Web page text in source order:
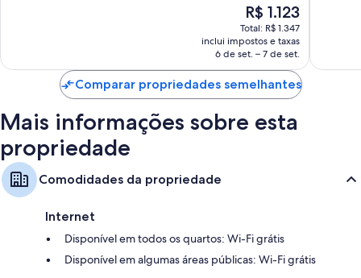
O
preço
é
de
R$ 1.123
R$ 1.123
Total: R$ 1.347
inclui impostos e taxas
6 de set. – 7 de set.
Comparar propriedades semelhantes
Mais informações sobre esta
propriedade
Comodidades da propriedade
Internet
Disponível em todos os quartos: Wi-Fi grátis
Disponível em algumas áreas públicas: Wi-Fi grátis